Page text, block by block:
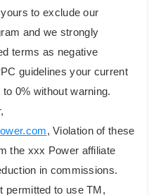
to exclude our
and we strongly
terms as negative
guidelines your current
0% without warning.
, Violation of these
the xxx Power affiliate
in commissions.
permitted to use TM,